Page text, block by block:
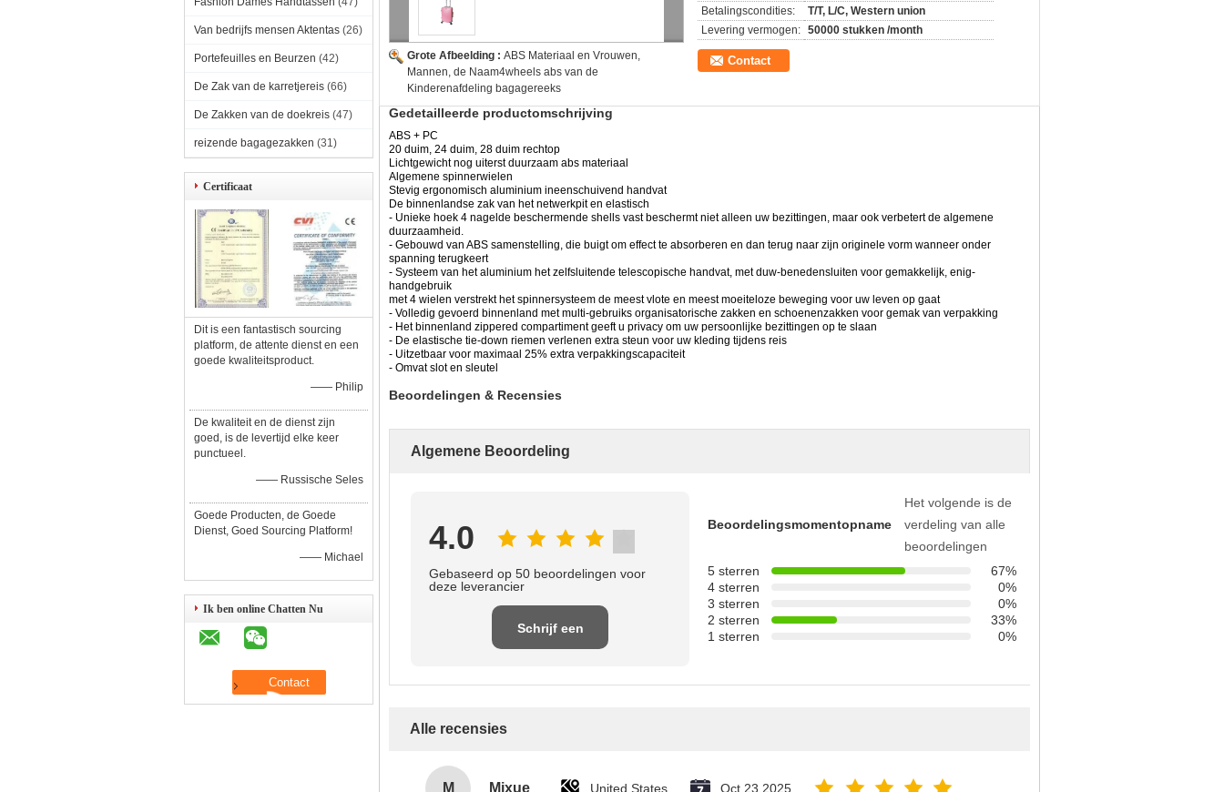
Van bedrijfs mensen Aktentas (26)
Portefeuilles en Beurzen (42)
De Zak van de karretjereis (66)
De Zakken van de doekreis (47)
reizende bagagezakken (31)
Certificaat
Dit is een fantastisch sourcing
platform, de attente dienst en een
goede kwaliteitsproduct.
—— Philip
De kwaliteit en de dienst zijn
goed, is de levertijd elke keer
punctueel.
—— Russische Seles
Goede Producten, de Goede
Dienst, Goed Sourcing Platform!
—— Michael
Ik ben online Chatten Nu
Grote Afbeelding : ABS Materiaal en Vrouwen,
Mannen, de Naam4wheels abs van de
Kinderenafdeling bagagereeks
Betalingscondities:
T/T, L/C, Western union
Levering vermogen: 50000 stukken /month
Contact
Gedetailleerde productomschrijving
ABS + PC
20 duim, 24 duim, 28 duim rechtop
Lichtgewicht nog uiterst duurzaam abs materiaal
Algemene spinnerwielen
Stevig ergonomisch aluminium ineenschuivend handvat
De binnenlandse zak van het netwerkpit en elastisch
- Unieke hoek 4 nagelde beschermende shells vast beschermt niet alleen uw bezittingen, maar ook verbetert de algemene
duurzaamheid.
- Gebouwd van ABS samenstelling, die buigt om effect te absorberen en dan terug naar zijn originele vorm wanneer onder
spanning terugkeert
- Systeem van het aluminium het zelfsluitende telescopische handvat, met duw-benedensluiten voor gemakkelijk, enig-
handgebruik
met 4 wielen verstrekt het spinnersysteem de meest vlote en meest moeiteloze beweging voor uw leven op gaat
- Volledig gevoerd binnenland met multi-gebruiks organisatorische zakken en schoenenzakken voor gemak van verpakking
- Het binnenland zippered compartiment geeft u privacy om uw persoonlijke bezittingen op te slaan
- De elastische tie-down riemen verlenen extra steun voor uw kleding tijdens reis
- Uitzetbaar voor maximaal 25% extra verpakkingscapaciteit
- Omvat slot en sleutel
Beoordelingen & Recensies
Algemene Beoordeling
4.0
Gebaseerd op 50 beoordelingen voor
deze leverancier
Schrijf een
Beoordelingsmomentopname
Het volgende is de
verdeling van alle
beoordelingen
5 sterren
67%
4 sterren
0%
3 sterren
0%
2 sterren
33%
1 sterren
0%
Alle recensies
M Mixue United States Oct 23.2025